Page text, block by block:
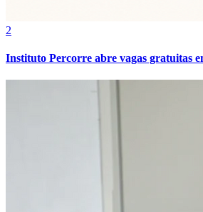
2
Instituto Percorre abre vagas gratuitas